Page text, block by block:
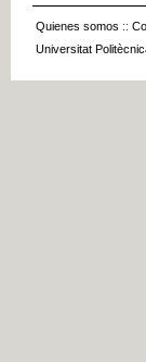
Quienes somos ::
Universitat